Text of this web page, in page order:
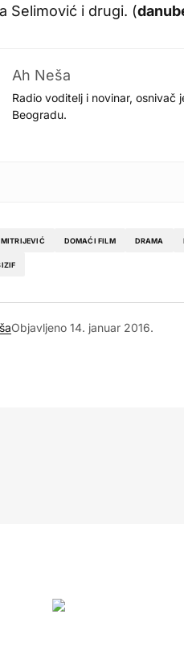
Selimović i drugi. (
Ah Neša
Radio voditelj i novinar, osnivač
Beogradu.
DOMAĆI FILM DRAMA
Objavljeno 14. januar 2016.